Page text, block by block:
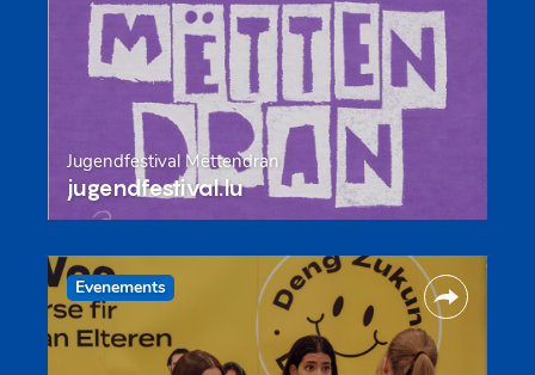
Jugendfestival Mëttendran
jugendfestival.lu
Evenements